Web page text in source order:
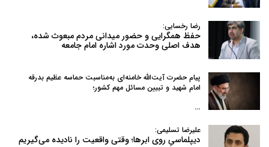
رضا رخسایی:
حفظ همگرایی و حضور میدانی مردم مبعوث شده،
هدف اصلی وحدت مورد اشاره امام جامعه
پیام حضرت آیت‌الله خامنه‌ای به‌مناسبت حماسه عظیم بدرقه
امام شهید و تبیین مسائل مهم کشور؛
…
علیرضا تسلیمی:
دیپلماسیِ روی ابرها؛ وقتی واقعیت را نادیده می‌گیریم